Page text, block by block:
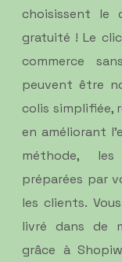
choisissent le
gratuité ! Le
commerce
peuvent être
colis simplifiée,
en améliorant
méthode,
préparées par
les clients.
livré dans de
grâce à